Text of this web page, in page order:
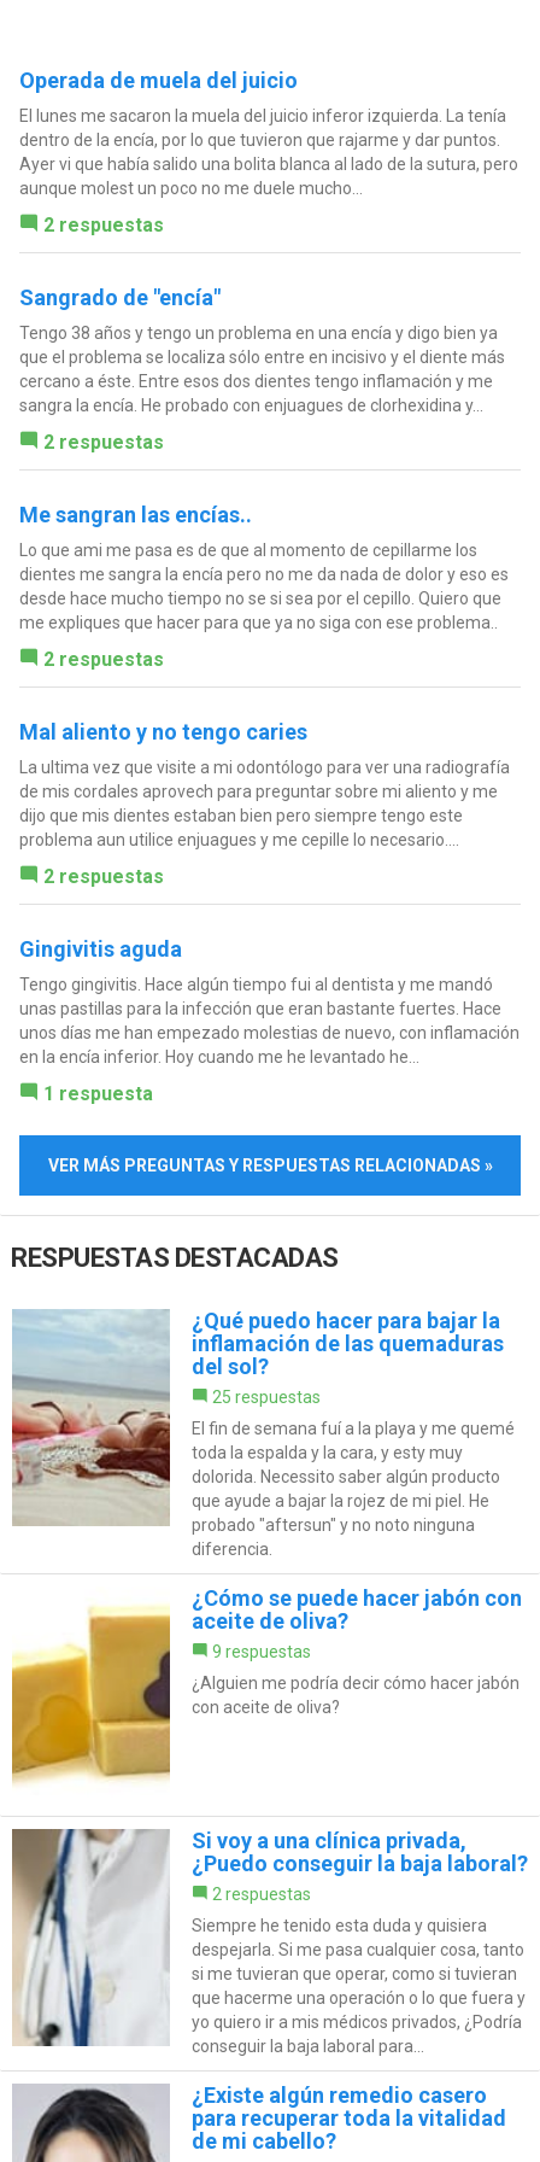
Operada de muela del juicio
El lunes me sacaron la muela del juicio inferor izquierda. La tenía
dentro de la encía, por lo que tuvieron que rajarme y dar puntos.
Ayer vi que había salido una bolita blanca al lado de la sutura, pero
aunque molest un poco no me duele mucho...
2 respuestas
Sangrado de "encía"
Tengo 38 años y tengo un problema en una encía y digo bien ya
que el problema se localiza sólo entre en incisivo y el diente más
cercano a éste. Entre esos dos dientes tengo inflamación y me
sangra la encía. He probado con enjuagues de clorhexidina y...
2 respuestas
Me sangran las encías..
Lo que ami me pasa es de que al momento de cepillarme los
dientes me sangra la encía pero no me da nada de dolor y eso es
desde hace mucho tiempo no se si sea por el cepillo. Quiero que
me expliques que hacer para que ya no siga con ese problema..
2 respuestas
Mal aliento y no tengo caries
La ultima vez que visite a mi odontólogo para ver una radiografía
de mis cordales aprovech para preguntar sobre mi aliento y me
dijo que mis dientes estaban bien pero siempre tengo este
problema aun utilice enjuagues y me cepille lo necesario....
2 respuestas
Gingivitis aguda
Tengo gingivitis. Hace algún tiempo fui al dentista y me mandó
unas pastillas para la infección que eran bastante fuertes. Hace
unos días me han empezado molestias de nuevo, con inflamación
en la encía inferior. Hoy cuando me he levantado he...
1 respuesta
VER MÁS PREGUNTAS Y RESPUESTAS RELACIONADAS »
RESPUESTAS DESTACADAS
¿Qué puedo hacer para bajar la
inflamación de las quemaduras
del sol?
25 respuestas
El fin de semana fuí a la playa y me quemé
toda la espalda y la cara, y esty muy
dolorida. Necessito saber algún producto
que ayude a bajar la rojez de mi piel. He
probado "aftersun" y no noto ninguna
diferencia.
¿Cómo se puede hacer jabón con
aceite de oliva?
9 respuestas
¿Alguien me podría decir cómo hacer jabón
con aceite de oliva?
Si voy a una clínica privada,
¿Puedo conseguir la baja laboral?
2 respuestas
Siempre he tenido esta duda y quisiera
despejarla. Si me pasa cualquier cosa, tanto
si me tuvieran que operar, como si tuvieran
que hacerme una operación o lo que fuera y
yo quiero ir a mis médicos privados, ¿Podría
conseguir la baja laboral para...
¿Existe algún remedio casero
para recuperar toda la vitalidad
de mi cabello?